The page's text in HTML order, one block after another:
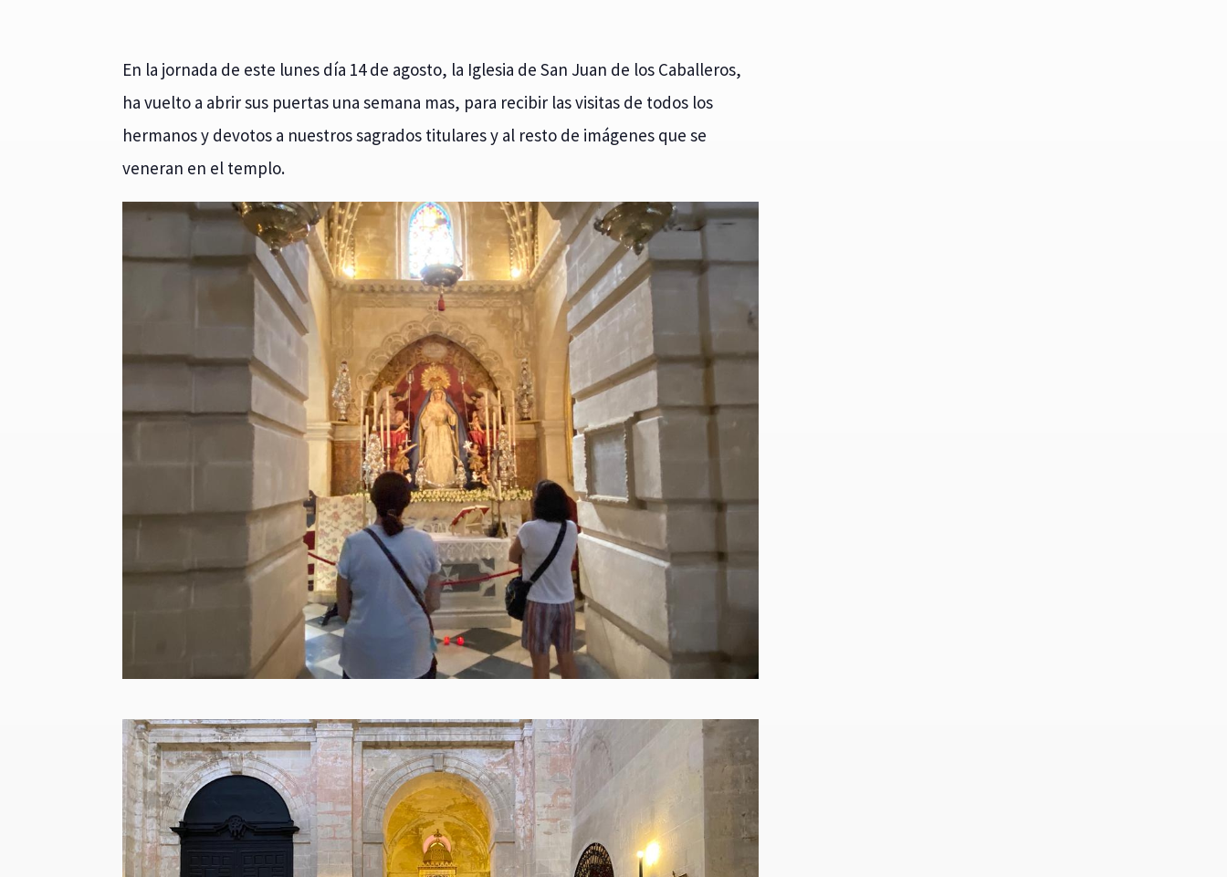
En la jornada de este lunes día 14 de agosto, la Iglesia de San Juan de los Caballeros,
ha vuelto a abrir sus puertas una semana mas, para recibir las visitas de todos los
hermanos y devotos a nuestros sagrados titulares y al resto de imágenes que se
veneran en el templo.